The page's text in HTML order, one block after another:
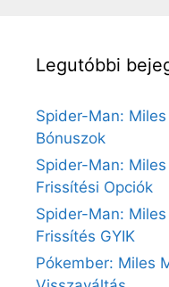
Legutóbbi
Spider-Man:
Bónuszok
Spider-Man:
Frissítési Opciók
Spider-Man:
Frissítés GYIK
Pókember: Miles